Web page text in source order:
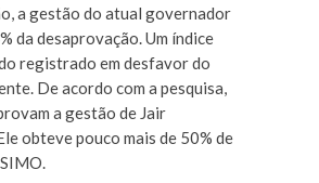
a gestão do atual governador
da desaprovação. Um índice
registrado em desfavor do
De acordo com a pesquisa,
a gestão de Jair
obteve pouco mais de 50% de